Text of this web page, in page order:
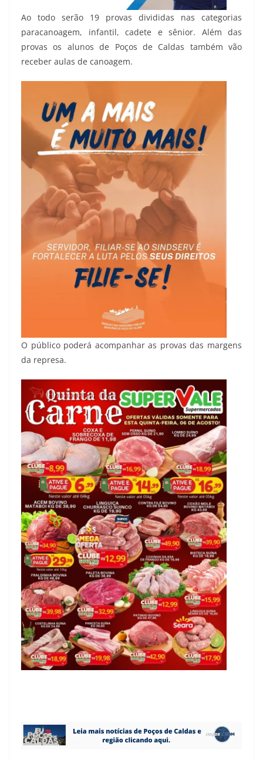
Ao todo serão 19 provas divididas nas categorias
paracanoagem, infantil, cadete e sênior. Além das
provas os alunos de Poços de Caldas também vão
receber aulas de canoagem.
O público poderá acompanhar as provas das margens
da represa.